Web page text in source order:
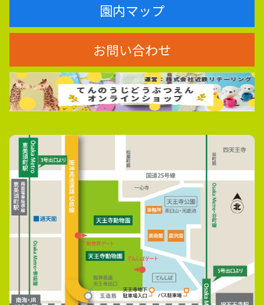
園内マップ
お問い合わせ